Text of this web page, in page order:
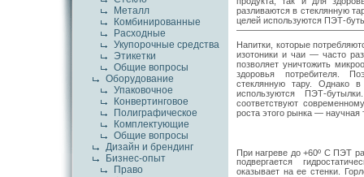
Металл
Комбинированные
Расходные
Укупорочные средства
Этикетки
Общие вопросы
Оборудование
Упаковочное
Конвертинговое
Полиграфическое
Комплектующие
Общие вопросы
Дизайн и брендинг
Бизнес-опыт
Право
разливаются в стеклянную
целей используются ПЭТ-
Напитки, которые
изотоники и чаи — часто
позволяет уничтожить
здоровья потребителя.
стеклянную тару. Однако
используются ПЭТ-
соответствуют
роста этого рынка — научная
При нагреве до +60º C ПЭТ
подвергается
оказывает на ее стенки.